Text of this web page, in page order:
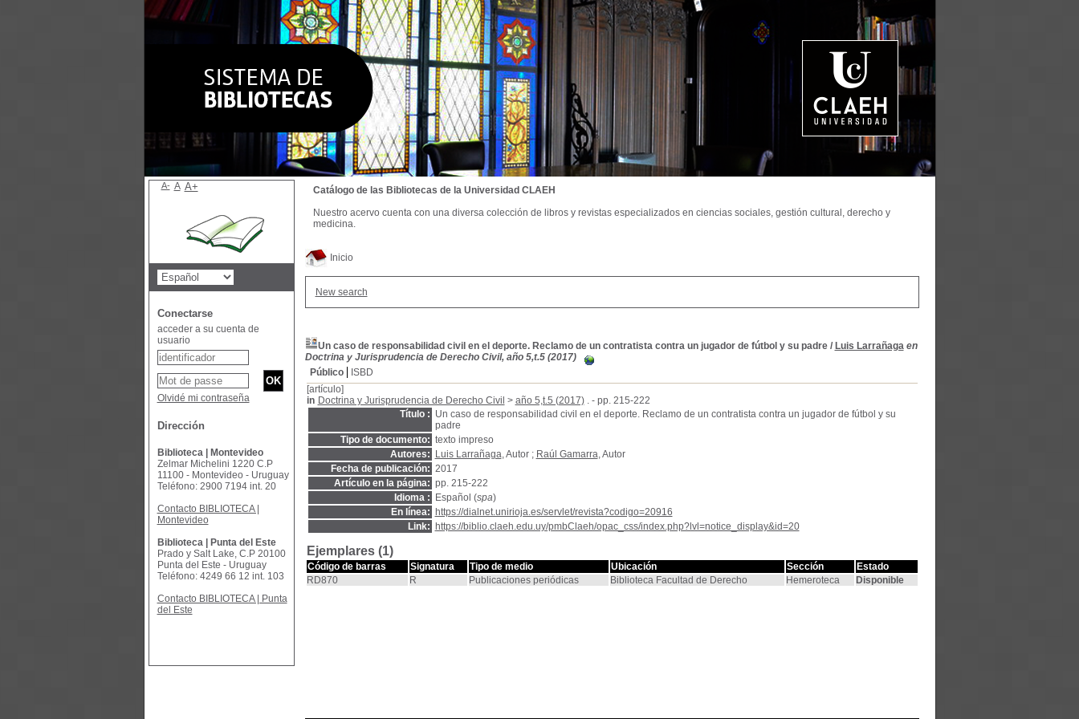
Inicio
New search
Un caso de responsabilidad civil en el deporte. Reclamo de un contratista contra un jugador de fútbol y su padre/ Luis Larrañaga en
Doctrina y Jurisprudencia de Derecho Civil, año 5,t.5 (2017)
Público
ISBD
[artículo]
in Doctrina y Jurisprudencia de Derecho Civil > año 5,t.5 (2017). - pp. 215-222
Título : Un caso de responsabilidad civil en el deporte. Reclamo de un contratista contra un jugador de fútbol y su
padre
Tipo de documento: texto impreso
Autores:
Luis Larrañaga, Autor ; Raúl Gamarra, Autor
Fecha de publicación: 2017
Artículo en la página: pp. 215-222
Idioma :
Español (spa)
En línea:
https://dialnet.unirioja.es/servlet/revista?codigo=20916
Link:
https://biblio.claeh.edu.uy/pmbClaeh/opac_css/index.php?lvl=notice_display&id=20
Ejemplares (1)
Código de barras Signatura Tipo de medio Ubicación Sección
Estado
RD870
R Publicaciones periódicas Biblioteca Facultad de Derecho Hemeroteca Disponible
Catálogo de las Bibliotecas de la Universidad CLAEH
Nuestro acervo cuenta con una diversa colección de libros y revistas especializados en ciencias sociales, gestión cultural, derecho y
medicina.
A- A A+
Conectarse
acceder a su cuenta de
usuario
Olvidé mi contraseña
Dirección
Biblioteca | Montevideo
Zelmar Michelini 1220 C.P
11100 - Montevideo - Uruguay
Teléfono: 2900 7194 int. 20
Contacto BIBLIOTECA |
Montevideo
Biblioteca | Punta del Este
Prado y Salt Lake, C.P 20100
Punta del Este - Uruguay
Teléfono: 4249 66 12 int. 103
Contacto BIBLIOTECA | Punta
del Este